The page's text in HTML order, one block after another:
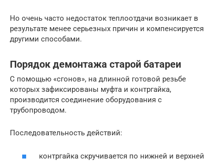
Но очень часто недостаток теплоотдачи возникает в
результате менее серьезных причин и компенсируется
другими способами.
Порядок демонтажа старой батареи
С помощью «сгонов», на длинной готовой резьбе
которых зафиксированы муфта и контргайка,
производится соединение оборудования с
трубопроводом.
Последовательность действий:
контргайка скручивается по нижней и верхней